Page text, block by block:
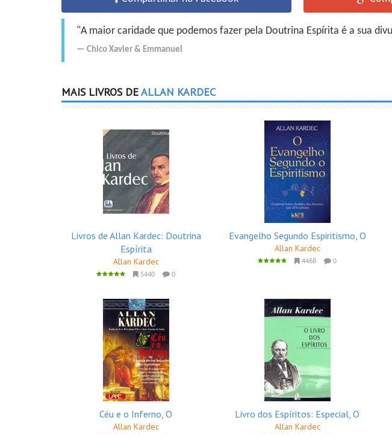
"A maior caridade que podemos fazer pela Doutrina Espírita é a sua
Chico Xavier & Emmanuel
MAIS LIVROS DEALLAN KARDEC
Livros de Allan Kardec: Doutrina
Espírita
Allan Kardec
5440 0
Evangelho Segundo Espiritismo, O
Allan Kardec
4468 0
Céu e o Inferno, O
Allan Kardec
Livro dos Espíritos: Especial, O
Allan Kardec